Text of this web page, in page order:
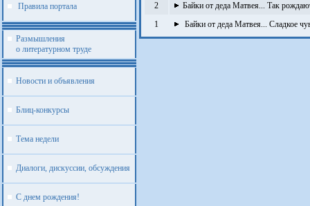
Правила портала
Размышления
о литературном труде
Новости и объявления
Блиц-конкурсы
Тема недели
Диалоги, дискуссии, обсуждения
С днем рождения!
2
Байки от деда Матвея... Так
1
Байки от деда Матвея... Сладкое